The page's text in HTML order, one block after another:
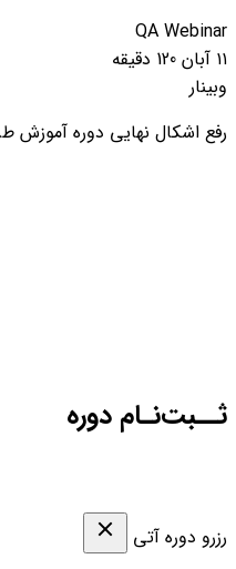
QA Webinar
۱۱ آبان
120 دقیقه
وبینار
رفع اشکال نهایی دوره آموزش
ثــبت‌نـام دوره
رزرو دوره آتی